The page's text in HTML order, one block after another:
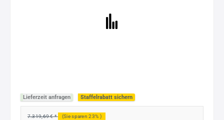
Lieferzeit anfragen Staffelrabatt sichern
7.319,69 € * (Sie sparen 23% )